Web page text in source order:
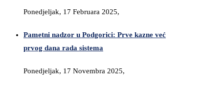
Ponedjeljak, 17 Februara 2025,
Pametni nadzor u Podgorici: Prve kazne već
prvog dana rada sistema
Ponedjeljak, 17 Novembra 2025,